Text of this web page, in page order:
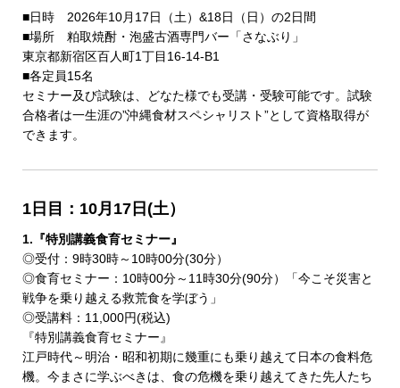
■日時 2026年10月17日（土）&18日（日）の2日間
■場所 粕取焼酎・泡盛古酒専門バー「さなぶり」
東京都新宿区百人町1丁目16-14-B1
■各定員15名
セミナー及び試験は、どなた様でも受講・受験可能です。試験
合格者は一生涯の”沖縄食材スペシャリスト”として資格取得が
できます。
1日目：10月17日(土）
1.『特別講義食育セミナー』
◎受付：9時30時～10時00分(30分）
◎食育セミナー：10時00分～11時30分(90分）「今こそ災害と
戦争を乗り越える救荒食を学ぼう」
◎受講料：11,000円(税込)
『特別講義食育セミナー』
江戸時代～明治・昭和初期に幾重にも乗り越えて日本の食料危
機。今まさに学ぶべきは、食の危機を乗り越えてきた先人たち